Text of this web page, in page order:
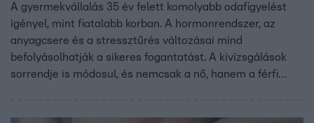
A gyermekvállalás 35 év felett komolyabb odafigyelést
igényel, mint fiatalabb korban. A hormonrendszer, az
anyagcsere és a stressztűrés változásai mind
befolyásolhatják a sikeres fogantatást. A kivizsgálások
sorrendje is módosul, és nemcsak a nő, hanem a férfi